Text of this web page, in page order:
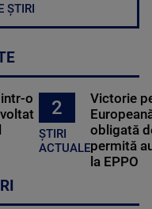
ȘTIRI
o
2
ȘTIRI
ACTUALE
Victorie
obligată
permită
la EPPO